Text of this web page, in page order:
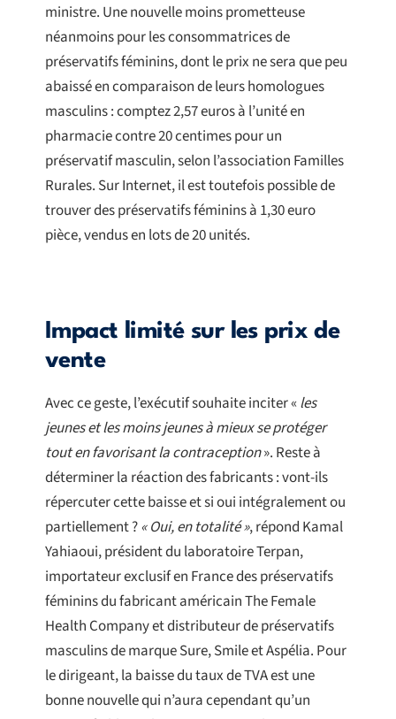
ministre. Une nouvelle moins prometteuse
néanmoins pour les consommatrices de
préservatifs féminins, dont le prix ne sera que peu
abaissé en comparaison de leurs homologues
masculins : comptez 2,57 euros à l’unité en
pharmacie contre 20 centimes pour un
préservatif masculin, selon l’association Familles
Rurales. Sur Internet, il est toutefois possible de
trouver des préservatifs féminins à 1,30 euro
pièce, vendus en lots de 20 unités.
Impact limité sur les prix de
vente
Avec ce geste, l’exécutif souhaite inciter «les
jeunes et les moins jeunes à mieux se protéger
tout en favorisant la contraception». Reste à
déterminer la réaction des fabricants : vont-ils
répercuter cette baisse et si oui intégralement ou
partiellement ?« Oui, en totalité », répond Kamal
Yahiaoui, président du laboratoire Terpan,
importateur exclusif en France des préservatifs
féminins du fabricant américain The Female
Health Company et distributeur de préservatifs
masculins de marque Sure, Smile et Aspélia. Pour
le dirigeant, la baisse du taux de TVA est une
bonne nouvelle qui n’aura cependant qu’un